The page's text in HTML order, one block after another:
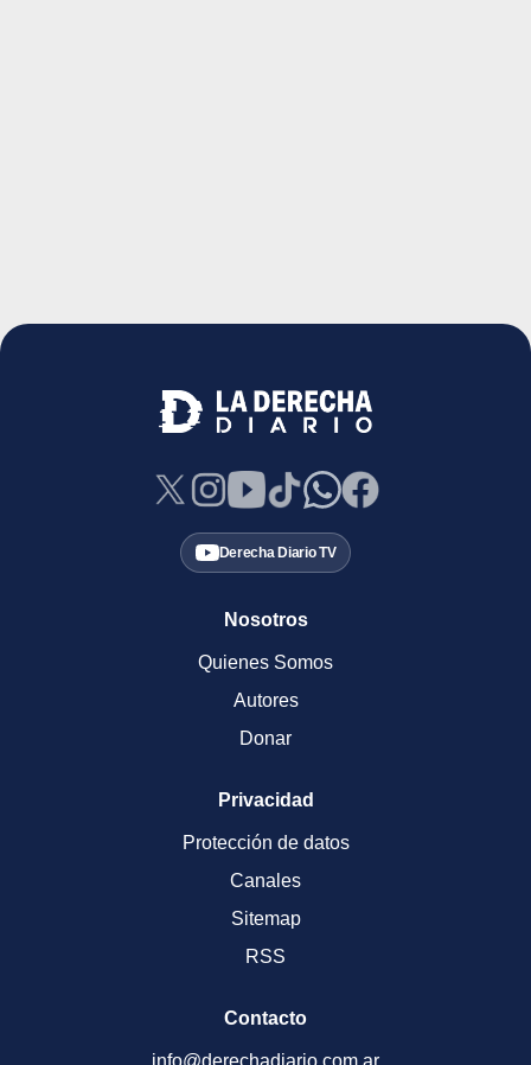
Derecha Diario TV
Nosotros
Quienes Somos
Autores
Donar
Privacidad
Protección de datos
Canales
Sitemap
RSS
Contacto
info@derechadiario.com.ar